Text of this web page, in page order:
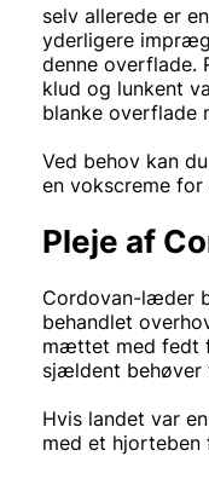
selv allerede er
yderligere
denne overflade.
klud og lunkent
blanke overflade
Ved behov kan
en vokscreme
Pleje af
Cordovan-læder
behandlet
mættet med fedt
sjældent behøver
Hvis landet var
med et hjorteben